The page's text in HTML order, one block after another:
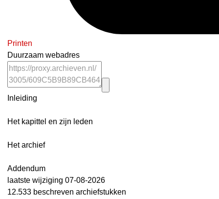
Printen
Duurzaam webadres
Inleiding
Het kapittel en zijn leden
Het archief
Addendum
laatste wijziging 07-08-2026
12.533 beschreven archiefstukken